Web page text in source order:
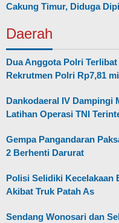
Cakung Timur, Diduga
Daerah
Dua Anggota Polri
Rekrutmen Polri Rp7,81
Dankodaeral IV Dampingi
Latihan Operasi TNI
Gempa Pangandaran
2 Berhenti Darurat
Polisi Selidiki Kecelakaan
Akibat Truk Patah As
Sendang Wonosari dan